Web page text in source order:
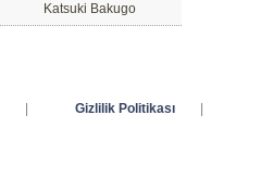
Katsuki Bakugo
Gizlilik Politikası